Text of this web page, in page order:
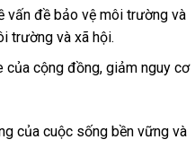
vấn đề bảo vệ môi trường và
trường và xã hội.
cộng đồng, giảm nguy cơ
của cuộc sống bền vững và